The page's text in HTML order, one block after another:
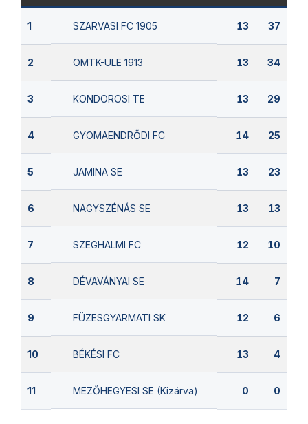
1 SZARVASI FC 1905 13 37
2 OMTK-ULE 1913 13 34
3 KONDOROSI TE 13 29
4 GYOMAENDRŐDI FC 14 25
5 JAMINA SE 13 23
6 NAGYSZÉNÁS SE 13 13
7 SZEGHALMI FC 12 10
8 DÉVAVÁNYAI SE 14 7
9 FÜZESGYARMATI SK 12 6
10 BÉKÉSI FC 13 4
11 MEZŐHEGYESI SE (Kizárva) 0 0